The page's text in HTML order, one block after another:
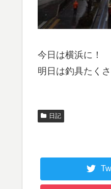
今日は横浜に！
明日は釣具たく
日記